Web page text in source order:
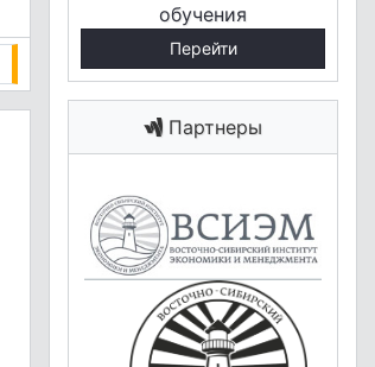
обучения
Перейти
Партнеры